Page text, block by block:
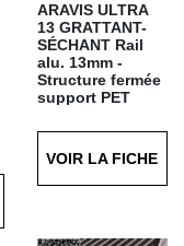
ARAVIS ULTRA
13 GRATTANT-
SÉCHANTRail
alu. 13mm -
Structure fermée
support PET
Finition : Grattant
Séchant Gris T61
VOIR LA FICHE